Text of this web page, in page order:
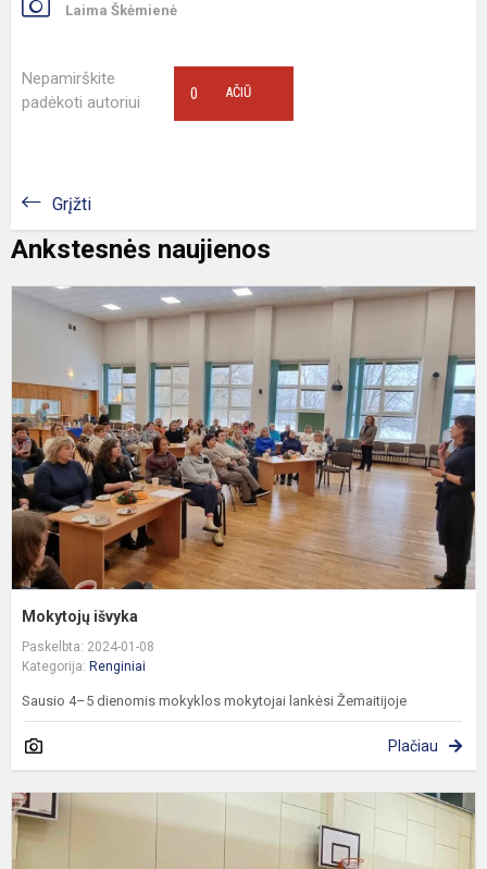
Laima Škėmienė
Nepamirškite
padėkoti autoriui
AČIŪ
0
Grįžti
Ankstesnės naujienos
Mokytojų išvyka
Paskelbta: 2024-01-08
Kategorija: Renginiai
Sausio 4–5 dienomis mokyklos mokytojai lankėsi Žemaitijoje
Plačiau